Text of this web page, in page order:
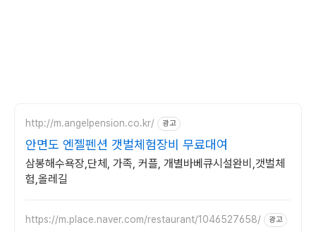
http://m.angelpension.co.kr/ 광고
안면도 엔젤펜션 갯벌체험장비 무료대여
삼봉해수욕장,단체, 가족, 커플, 개별바베큐시설완비,갯벌체
험,올레길
https://m.place.naver.com/restaurant/1046527658/ 광고